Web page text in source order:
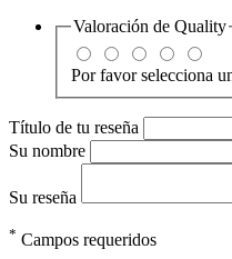
Valoración de Quality
Por favor selecciona
Título de tu reseña
Su nombre
Su reseña
* Campos requeridos